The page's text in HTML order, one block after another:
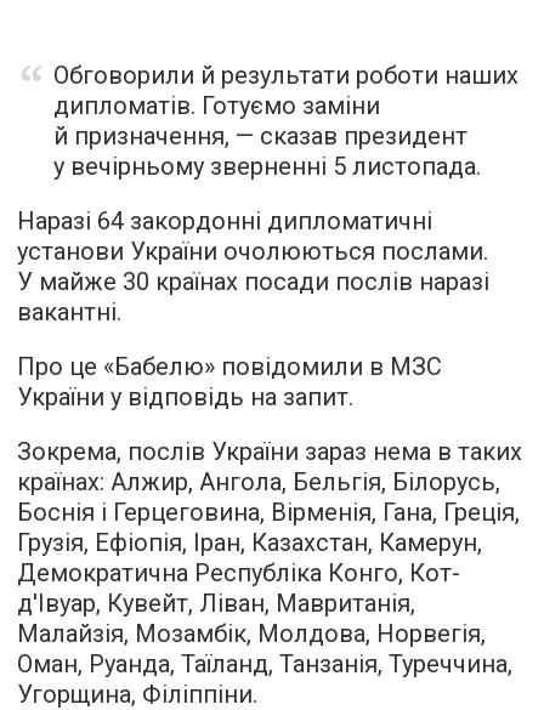
Обговорили й результати роботи наших
дипломатів. Готуємо заміни
й призначення, — сказав президент
у вечірньому зверненні 5 листопада.
Наразі 64 закордонні дипломатичні
установи України очолюються послами.
У майже 30 країнах посади послів наразі
вакантні.
Про це «Бабелю» повідомили в МЗС
України у відповідь на запит.
Зокрема, послів України зараз нема в таких
країнах: Алжир, Ангола, Бельгія, Білорусь,
Боснія і Герцеговина, Вірменія, Гана, Греція,
Грузія, Ефіопія, Іран, Казахстан, Камерун,
Демократична Республіка Конго, Кот-
д'Івуар, Кувейт, Ліван, Мавританія,
Малайзія, Мозамбік, Молдова, Норвегія,
Оман, Руанда, Таїланд, Танзанія, Туреччина,
Угорщина, Філіппіни.